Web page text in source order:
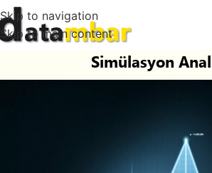
Skip to navigation
Skip to main content
Simülasyon